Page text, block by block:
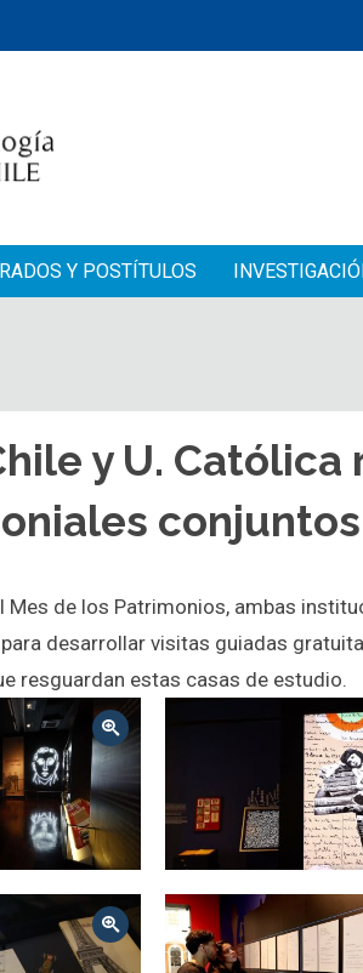
Y POSTÍTULOS
y U.
conjuntos
Mes de los Patrimonios, ambas
desarrollar visitas guiadas
resguardan estas casas de estudio.
Zoom